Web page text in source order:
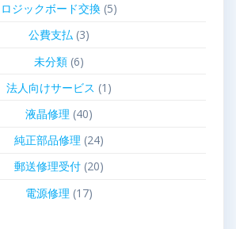
ロジックボード交換(5)
公費支払(3)
未分類(6)
法人向けサービス (1)
液晶修理 (40)
純正部品修理 (24)
郵送修理受付(20)
電源修理 (17)